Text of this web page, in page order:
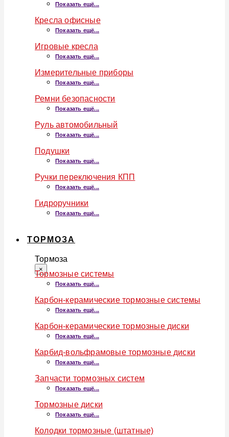
Показать ещё...
Кресла офисные
Показать ещё...
Игровые кресла
Показать ещё...
Измерительные приборы
Показать ещё...
Ремни безопасности
Показать ещё...
Руль автомобильный
Показать ещё...
Подушки
Показать ещё...
Ручки переключения КПП
Показать ещё...
Гидроручники
Показать ещё...
ТОРМОЗА
Тормоза
×
Тормозные системы
Показать ещё...
Карбон-керамические тормозные системы
Показать ещё...
Карбон-керамические тормозные диски
Показать ещё...
Карбид-вольфрамовые тормозные диски
Показать ещё...
Запчасти тормозных систем
Показать ещё...
Тормозные диски
Показать ещё...
Колодки тормозные (штатные)